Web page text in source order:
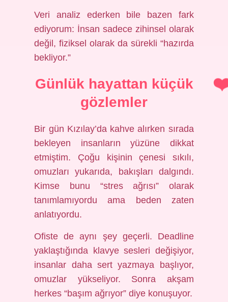
Veri analiz ederken bile bazen fark
ediyorum: İnsan sadece zihinsel olarak
değil, fiziksel olarak da sürekli “hazırda
bekliyor.”
Günlük hayattan küçük
gözlemler
Bir gün Kızılay’da kahve alırken sırada
bekleyen insanların yüzüne dikkat
etmiştim. Çoğu kişinin çenesi sıkılı,
omuzları yukarıda, bakışları dalgındı.
Kimse bunu “stres ağrısı” olarak
tanımlamıyordu ama beden zaten
anlatıyordu.
Ofiste de aynı şey geçerli. Deadline
yaklaştığında klavye sesleri değişiyor,
insanlar daha sert yazmaya başlıyor,
omuzlar yükseliyor. Sonra akşam
herkes “başım ağrıyor” diye konuşuyor.